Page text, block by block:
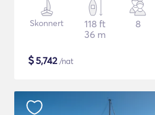
Skonnert
118 ft
36 m
8
$5,742/nat